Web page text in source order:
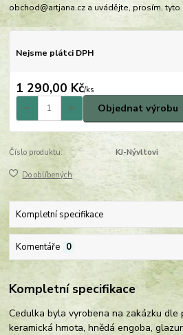
obchod@artjana.cz a uvádějte, prosím, tyto
Nejsme plátci DPH
1 290,00 Kč/ks
Objednat výrobu
Číslo produktu: KJ-Nývltovi
Do oblíbených
Kompletní specifikace
Komentáře 0
Kompletní specifikace
Cedulka byla vyrobena na zakázku dle
keramická hmota, hnědá engoba,